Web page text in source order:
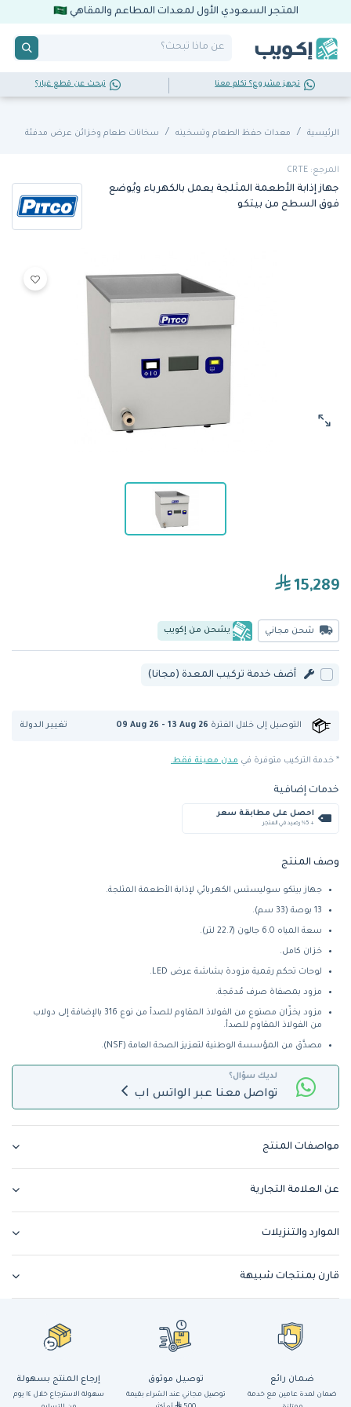
المتجر السعودي الأول لمعدات المطاعم والمقاهي
تجهز مشروع؟ تكلم معنا تبحث عن قطع غيار؟
الرئيسية معدات حفظ الطعام وتسخينه سخانات طعام وخزائن عرض مدفئة
المرجع: CRTE
جهاز إذابة الأطعمة المثلجة يعمل بالكهرباء ويُوضع
فوق السطح من بيتكو
15,289
شحن مجاني يشحن من إكويب
أضف خدمة تركيب المعدة (مجانا)
التوصيل إلى خلال الفترة 09 Aug 26 - 13 Aug 26 تغيير الدولة
* خدمة التركيب متوفرة في مدن معينة فقط.
خدمات إضافية
احصل على مطابقة سعر
+ %5 رصيد في المتجر
وصف المنتج
جهاز بيتكو سوليستس الكهربائي لإذابة الأطعمة المثلجة.
13 بوصة (33 سم).
سعة المياه 6.0 جالون (22.7 لتر).
خزان كامل.
لوحات تحكم رقمية مزودة بشاشة عرض LED.
مزود بمصفاة صرف مُدمَجة.
مزود بخزّان مصنوع من الفولاذ المقاوم للصدأ من نوع 316 بالإضافة إلى دولاب
من الفولاذ المقاوم للصدأ.
مصدَّق من المؤسسة الوطنية لتعزيز الصحة العامة (NSF).
لديك سؤال؟
تواصل معنا عبر الواتس اب
مواصفات المنتج
عن العلامة التجارية
الموارد والتنزيلات
قارن بمنتجات شبيهة
ضمان رائع
ضمان لمدة عامين مع خدمة
توصيل موثوق
توصيل مجاني عند الشراء بقيمة
إرجاع المنتج بسهولة
سهولة الاسترجاع خلال ١٤ يوم